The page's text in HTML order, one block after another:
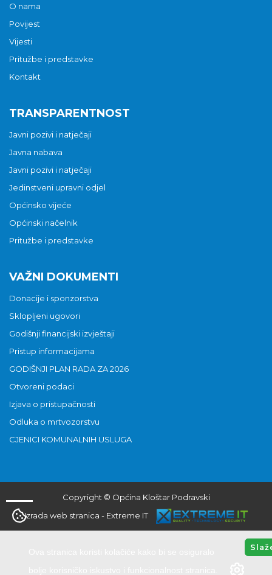
O nama
Povijest
Vijesti
Pritužbe i predstavke
Kontakt
TRANSPARENTNOST
Javni pozivi i natječaji
Javna nabava
Javni pozivi i natječaji
Jedinstveni upravni odjel
Općinsko vijeće
Općinski načelnik
Pritužbe i predstavke
VAŽNI DOKUMENTI
Donacije i sponzorstva
Sklopljeni ugovori
Godišnji financijski izvještaji
Pristup informacijama
GODIŠNJI PLAN RADA ZA 2026
Otvoreni podaci
Izjava o pristupačnosti
Odluka o mrtvozorstvu
CJENICI KOMUNALNIH USLUGA
Copyright © Općina Kloštar Podravski
Izrada web stranica - Extreme IT